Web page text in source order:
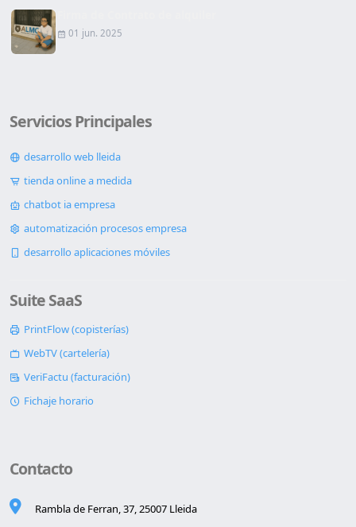
01 jun. 2025
Servicios Principales
desarrollo web lleida
tienda online a medida
chatbot ia empresa
automatización procesos empresa
desarrollo aplicaciones móviles
Suite SaaS
PrintFlow (copisterías)
WebTV (cartelería)
VeriFactu (facturación)
Fichaje horario
Contacto
Rambla de Ferran, 37, 25007 Lleida